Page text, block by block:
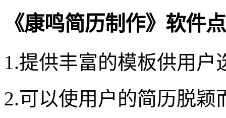
《康鸣简历制作》软件
1.提供丰富的模板供用
2.可以使用户的简历脱颖